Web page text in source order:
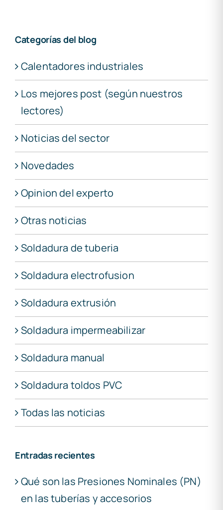
Categorías del blog
Calentadores industriales
Los mejores post (según nuestros
lectores)
Noticias del sector
Novedades
Opinion del experto
Otras noticias
Soldadura de tuberia
Soldadura electrofusion
Soldadura extrusión
Soldadura impermeabilizar
Soldadura manual
Soldadura toldos PVC
Todas las noticias
Entradas recientes
Qué son las Presiones Nominales (PN)
en las tuberías y accesorios